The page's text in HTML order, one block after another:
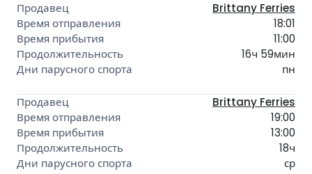
Brittany Ferries
18:01
11:00
16ч 59мин
пн
Brittany Ferries
19:00
13:00
18ч
ср